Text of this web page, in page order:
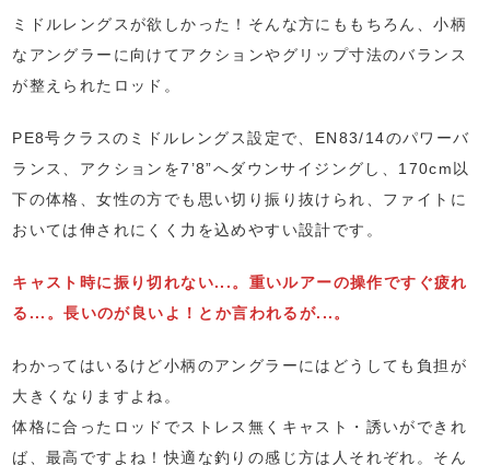
ミドルレングスが欲しかった！そんな方にももちろん、小柄
なアングラーに向けてアクションやグリップ寸法のバランス
が整えられたロッド。
PE8号クラスのミドルレングス設定で、EN83/14のパワーバ
ランス、アクションを7’8”へダウンサイジングし、170cm以
下の体格、女性の方でも思い切り振り抜けられ、ファイトに
おいては伸されにくく力を込めやすい設計です。
キャスト時に振り切れない...。重いルアーの操作ですぐ疲れ
る...。長いのが良いよ！とか言われるが...。
わかってはいるけど小柄のアングラーにはどうしても負担が
大きくなりますよね。
体格に合ったロッドでストレス無くキャスト・誘いができれ
ば、最高ですよね！快適な釣りの感じ方は人それぞれ。そん